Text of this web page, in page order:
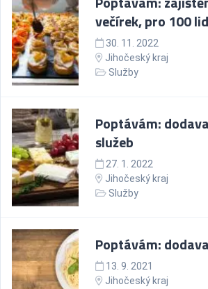
večírek, pro 100
30. 11. 2022
Jihočeský kraj
Služby
Poptávám:
služeb
27. 1. 2022
Jihočeský kraj
Služby
Poptávám:
13. 9. 2021
Jihočeský kraj